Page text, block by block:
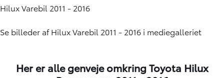
Hilux Varebil 2011 - 2016
Se billeder af Hilux Varebil 2011 - 2016 i mediegalleriet
Her er alle genveje omkring Toyota Hilux